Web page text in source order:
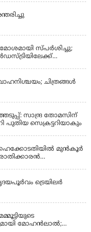
സ്പര്‍ശിച്ചു;
ചിത്രങ്ങള്‍
സാന്ദ്ര തോമസിന്
പുതിയ സെക്രട്ടറിയാകും
മുൻ‌കൂർ
ട്രെയിലര്‍
മോഹന്‍ലാല്‍;